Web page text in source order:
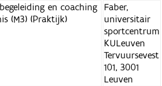
en coaching
(M3) (Praktijk)
Faber,
universitair
sportcentrum
KULeuven
Tervuursevest
101, 3001
Leuven